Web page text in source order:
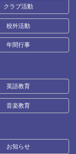
クラブ活動
校外活動
年間行事
英語教育
音楽教育
お知らせ